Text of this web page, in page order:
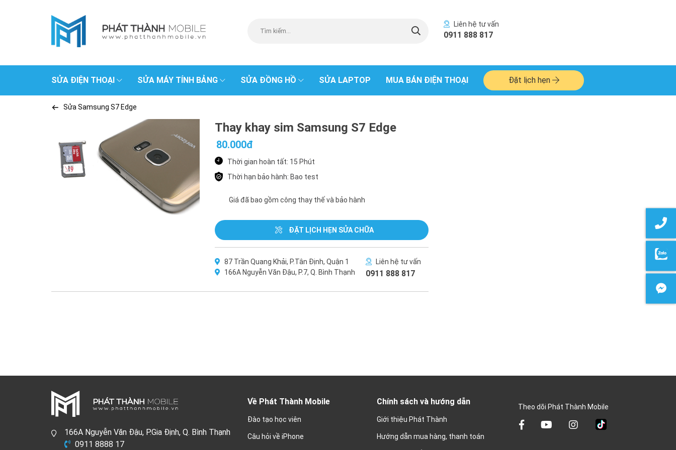
Liên hệ tư vấn
0911 888 817
SỬA ĐIỆN THOẠI SỬA MÁY TÍNH BẢNG SỬA ĐỒNG HỒ SỬA LAPTOP MUA BÁN ĐIỆN THOẠI Đặt lịch hẹn
Sửa Samsung S7 Edge
Thay khay sim Samsung S7 Edge
80.000đ
Thời gian hoàn tất: 15 Phút
Thời hạn bảo hành: Bao test
Giá đã bao gồm công thay thế và bảo hành
ĐẶT LỊCH HẸN SỬA CHỮA
87 Trần Quang Khải, P.Tân Định, Quận 1
166A Nguyễn Văn Đậu, P.7, Q. Bình Thạnh
Liên hệ tư vấn
0911 888 817
166A Nguyễn Văn Đậu, P.Gia Định, Q. Bình Thạnh
0911 8888 17
Về Phát Thành Mobile
Đào tạo học viên
Câu hỏi về iPhone
Chính sách và hướng dẫn
Giới thiệu Phát Thành
Hướng dẫn mua hàng, thanh toán
Theo dõi Phát Thành Mobile